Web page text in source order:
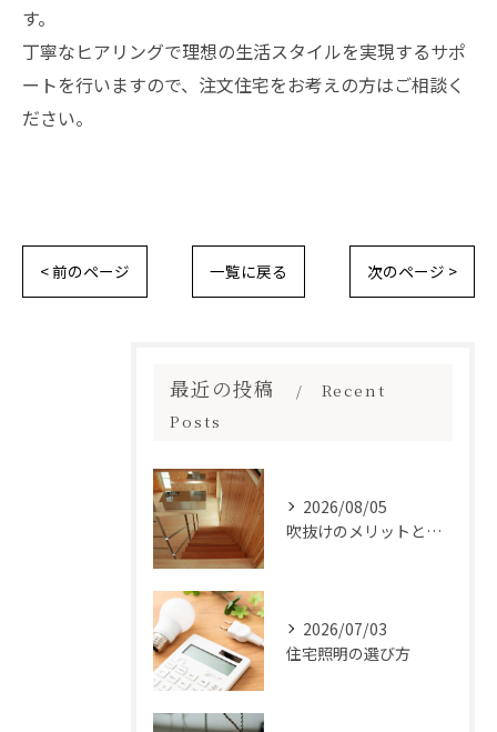
す。
丁寧なヒアリングで理想の生活スタイルを実現するサポ
ートを行いますので、注文住宅をお考えの方はご相談く
ださい。
< 前のページ 一覧に戻る 次のページ >
最近の投稿
Recent
Posts
2026/08/05
吹抜けのメリットとは？
2026/07/03
住宅照明の選び方